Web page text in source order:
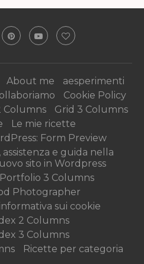
About me
aesperimenti
Cookie Policy
Columns
Grid 3 Columns
Le mie ricette
Form Preview
e guida nella
sito in Wordpress
Portfolio 3 Columns
Photographer
sui cookie
2 Columns
3 Columns
Ricette per categoria